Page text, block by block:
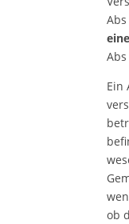
Ein
ob